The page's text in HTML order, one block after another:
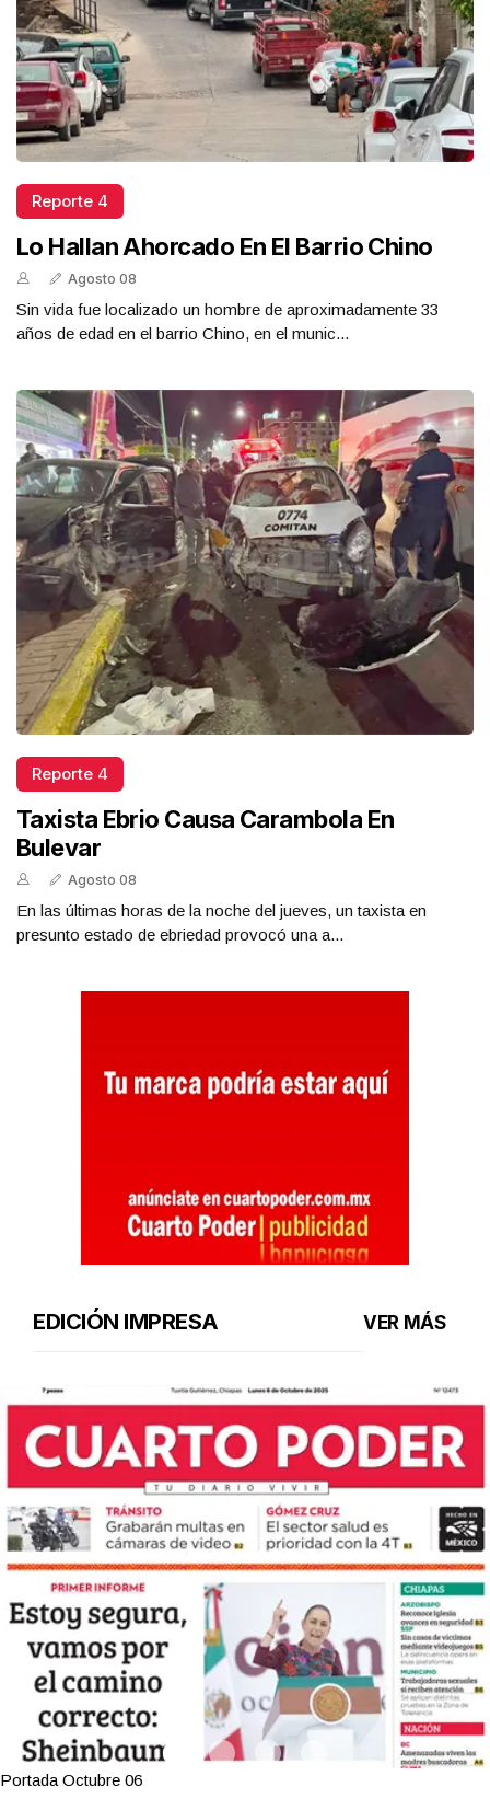
Reporte 4
Lo Hallan Ahorcado En El Barrio Chino
Agosto 08
Sin vida fue localizado un hombre de aproximadamente 33
años de edad en el barrio Chino, en el munic...
Reporte 4
Taxista Ebrio Causa Carambola En
Bulevar
Agosto 08
En las últimas horas de la noche del jueves, un taxista en
presunto estado de ebriedad provocó una a...
EDICIÓN IMPRESA VER MÁS
Portada Octubre 06